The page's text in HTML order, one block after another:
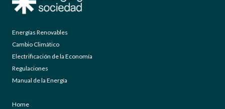
Energías Renovables
Cambio Climático
Electrificación de la Economía
Regulaciones
Manual de la Energía
Home